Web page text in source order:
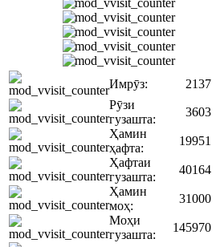
Имрӯз:
2137
Рӯзи
гузашта:
3603
Ҳамин
ҳафта:
19951
Ҳафтаи
гузашта:
40164
Ҳамин
моҳ:
31000
Моҳи
гузашта:
145970